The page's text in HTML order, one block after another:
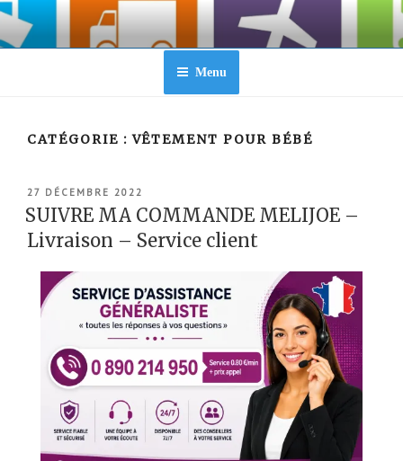
Aller
contenu
Menu
CATÉGORIE :VÊTEMENT POUR BÉBÉ
PUBLIÉ
LE
27 DÉCEMBRE 2022
SUIVRE MA COMMANDE MELIJOE –
Livraison – Service client